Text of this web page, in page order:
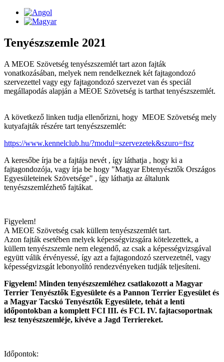
Tenyészszemle 2021
A MEOE Szövetség tenyészszemlét tart azon fajták
vonatkozásában, melyek nem rendelkeznek két fajtagondozó
szervezettel vagy egy fajtagondozó szervezet van és speciál
megállapodás alapján a MEOE Szövetség is tarthat tenyészszemlét.
A következő linken tudja ellenőrizni, hogy MEOE Szövetség mely
kutyafajták részére tart tenyészszemlét:
https://www.kennelclub.hu/?modul=szervezetek&szuro=ftsz
A keresőbe írja be a fajtája nevét , így láthatja , hogy ki a
fajtagondozója, vagy írja be hogy "Magyar Ebtenyésztők Országos
Egyesületeinek Szövetsége" , így láthatja az általunk
tenyészszemlézhető fajtákat.
Figyelem!
A MEOE Szövetség csak küllem tenyészszemlét tart.
Azon fajták esetében melyek képességvizsgára kötelezettek, a
küllem tenyészszemle nem elegendő, az csak a képességvizsgával
együtt válik érvényessé, így azt a fajtagondozó szervezetnél, vagy
képességvizsgát lebonyolító rendezvényeken tudják teljesíteni.
Figyelem! Minden tenyészszemléhez csatlakozott a Magyar
Terrier Tenyésztők Egyesülete és a Pannon Terrier Egyesület és
a Magyar Tacskó Tenyésztők Egyesülete, tehát a lenti
időpontokban a komplett FCI III. és FCI. IV. fajtacsoportnak
lesz tenyészszemléje, kivéve a Jagd Terriereket.
Időpontok: